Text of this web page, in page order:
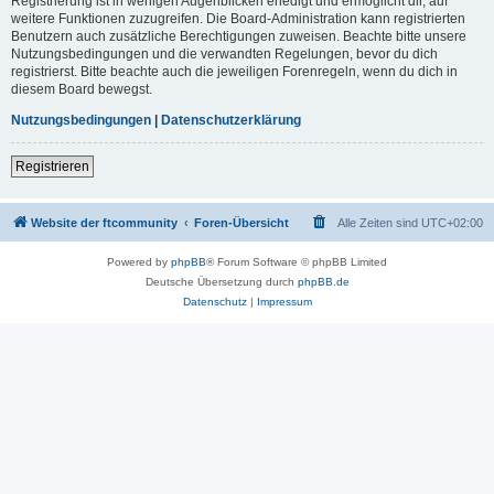
weitere Funktionen zuzugreifen. Die Board-Administration kann registrierten
Benutzern auch zusätzliche Berechtigungen zuweisen. Beachte bitte unsere
Nutzungsbedingungen und die verwandten Regelungen, bevor du dich
registrierst. Bitte beachte auch die jeweiligen Forenregeln, wenn du dich in
diesem Board bewegst.
Nutzungsbedingungen | Datenschutzerklärung
Registrieren
Website der ftcommunity Foren-Übersicht Alle Zeiten sind UTC+02:00
Powered by phpBB® Forum Software © phpBB Limited
Deutsche Übersetzung durch phpBB.de
Datenschutz| Impressum